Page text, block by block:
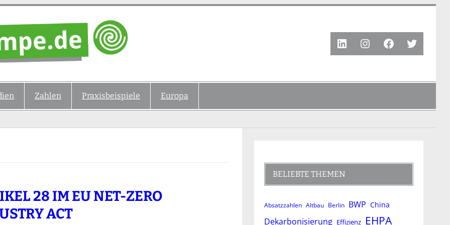
LinkedInInstagram
Facebook
Twitter
Zahlen Praxisbeispiele Europa
28 IM EU NET-ZERO
ACT
BELIEBTE THEMEN
Absatzzahlen Altbau Berlin BWP China
Dekarbonisierung Effizienz EHPA